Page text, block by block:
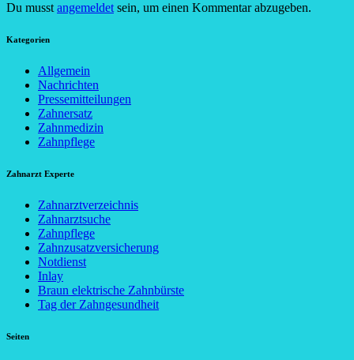
Du musstangemeldetsein, um einen Kommentar abzugeben.
Kategorien
Allgemein
Nachrichten
Pressemitteilungen
Zahnersatz
Zahnmedizin
Zahnpflege
Zahnarzt Experte
Zahnarztverzeichnis
Zahnarztsuche
Zahnpflege
Zahnzusatzversicherung
Notdienst
Inlay
Braun elektrische Zahnbürste
Tag der Zahngesundheit
Seiten